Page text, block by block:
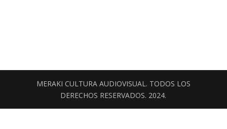
MERAKI CULTURA AUDIOVISUAL. TODOS LOS
DERECHOS RESERVADOS. 2024.